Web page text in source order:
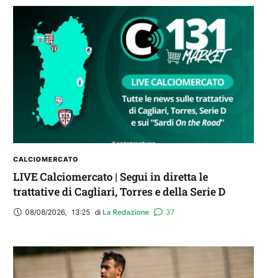
CALCIOMERCATO
LIVE Calciomercato | Segui in diretta le
trattative di Cagliari, Torres e della Serie D
08/08/2026, 13:25 di La Redazione 37